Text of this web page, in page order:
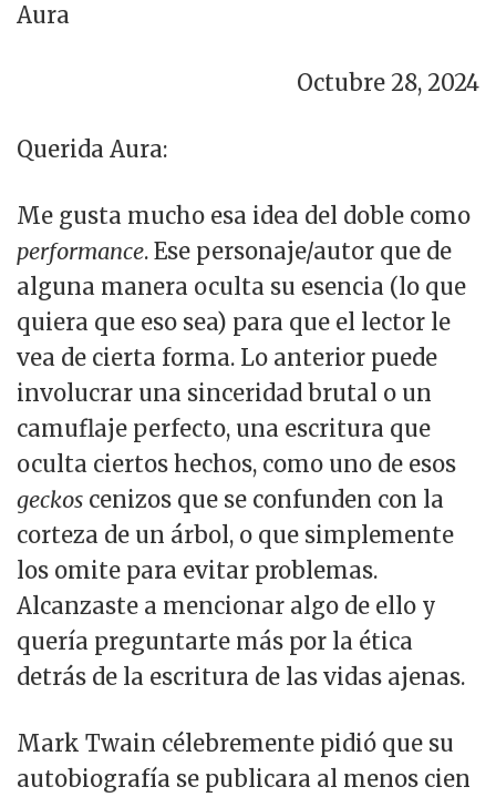
Aura
Octubre 28, 2024
Querida Aura:
Me gusta mucho esa idea del doble como
performance. Ese personaje/autor que de
alguna manera oculta su esencia (lo que
quiera que eso sea) para que el lector le
vea de cierta forma. Lo anterior puede
involucrar una sinceridad brutal o un
camuflaje perfecto, una escritura que
oculta ciertos hechos, como uno de esos
geckos cenizos que se confunden con la
corteza de un árbol, o que simplemente
los omite para evitar problemas.
Alcanzaste a mencionar algo de ello y
quería preguntarte más por la ética
detrás de la escritura de las vidas ajenas.
Mark Twain célebremente pidió que su
autobiografía se publicara al menos cien